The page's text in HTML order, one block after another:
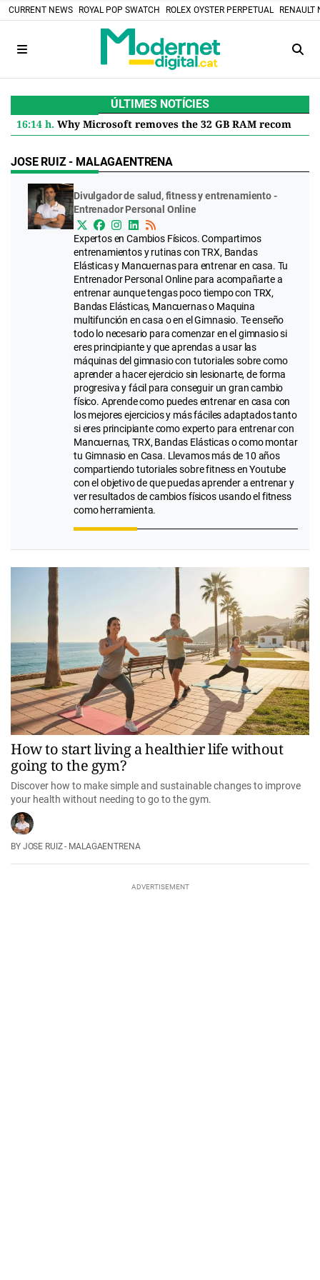
CURRENT NEWS ROYAL POP SWATCH ROLEX OYSTER PERPETUAL RENAULT
ÚLTIMES NOTÍCIES
16:14 h. Why Microsoft removes the 32 GB RAM recommendation for Windows 11 and what it means for you
JOSE RUIZ - MALAGAENTRENA
Divulgador de salud, fitness y entrenamiento -
Entrenador Personal Online
Expertos en Cambios Físicos. Compartimos
entrenamientos y rutinas con TRX, Bandas
Elásticas y Mancuernas para entrenar en casa. Tu
Entrenador Personal Online para acompañarte a
entrenar aunque tengas poco tiempo con TRX,
Bandas Elásticas, Mancuernas o Maquina
multifunción en casa o en el Gimnasio. Te enseño
todo lo necesario para comenzar en el gimnasio si
eres principiante y que aprendas a usar las
máquinas del gimnasio con tutoriales sobre como
aprender a hacer ejercicio sin lesionarte, de forma
progresiva y fácil para conseguir un gran cambio
físico. Aprende como puedes entrenar en casa con
los mejores ejercicios y más fáciles adaptados tanto
si eres principiante como experto para entrenar con
Mancuernas, TRX, Bandas Elásticas o como montar
tu Gimnasio en Casa. Llevamos más de 10 años
compartiendo tutoriales sobre fitness en Youtube
con el objetivo de que puedas aprender a entrenar y
ver resultados de cambios físicos usando el fitness
como herramienta.
How to start living a healthier life without
going to the gym?
Discover how to make simple and sustainable changes to improve
your health without needing to go to the gym.
JOSE RUIZ - MALAGAENTRENA